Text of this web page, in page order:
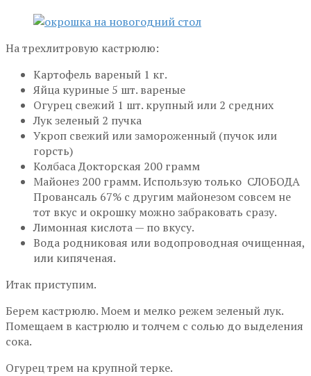
На трехлитровую кастрюлю:
Картофель вареный 1 кг.
Яйца куриные 5 шт. вареные
Огурец свежий 1 шт. крупный или 2 средних
Лук зеленый 2 пучка
Укроп свежий или замороженный (пучок или
горсть)
Колбаса Докторская 200 грамм
Майонез 200 грамм. Использую только СЛОБОДА
Провансаль 67% с другим майонезом совсем не
тот вкус и окрошку можно забраковать сразу.
Лимонная кислота — по вкусу.
Вода родниковая или водопроводная очищенная,
или кипяченая.
Итак приступим.
Берем кастрюлю. Моем и мелко режем зеленый лук.
Помещаем в кастрюлю и толчем с солью до выделения
сока.
Огурец трем на крупной терке.